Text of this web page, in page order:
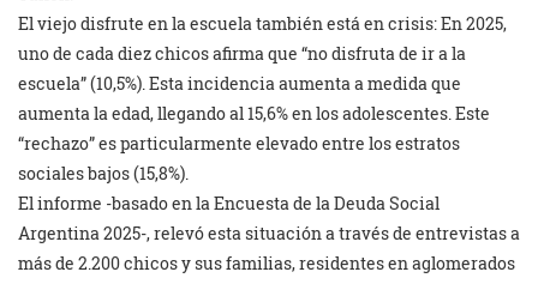
El viejo disfrute en la escuela también está en crisis: En 2025,
uno de cada diez chicos afirma que “no disfruta de ir a la
escuela” (10,5%). Esta incidencia aumenta a medida que
aumenta la edad, llegando al 15,6% en los adolescentes. Este
“rechazo” es particularmente elevado entre los estratos
sociales bajos (15,8%).
El informe -basado en la Encuesta de la Deuda Social
Argentina 2025-, relevó esta situación a través de entrevistas a
más de 2.200 chicos y sus familias, residentes en aglomerados